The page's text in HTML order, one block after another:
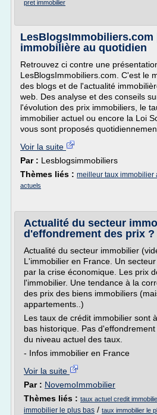
pret immobilier
LesBlogsImmobiliers.com
immobilière au quotidien
Retrouvez ci contre une
LesBlogsImmobiliers.com. C'est le
des blogs et de l'actualité
web. Des analyse et des conseils
l'évolution des prix immobiliers, le
immobilier actuel ou encore la Loi
vous sont proposés
Voir la suite
Par : Lesblogsimmobiliers
Thèmes liés : meilleur taux immobilier
actuels
Actualité du secteur
d'effondrement des prix ?
Actualité du secteur immobilier
L'immobilier en France. Un
par la crise économique. Les prix
l'immobilier. Une tendance à la
des prix des biens immobiliers
appartements..)
Les taux de crédit immobilier sont
bas historique. Pas
du niveau actuel des taux.
- Infos immobilier en France
Voir la suite
Par : NovemoImmobilier
Thèmes liés : taux actuel credit
immobilier le plus bas / taux immobilier le